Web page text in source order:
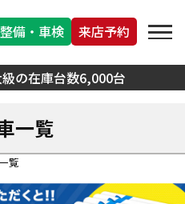
の在庫台数6,000台
整備・車検 来店予約
一覧
覧